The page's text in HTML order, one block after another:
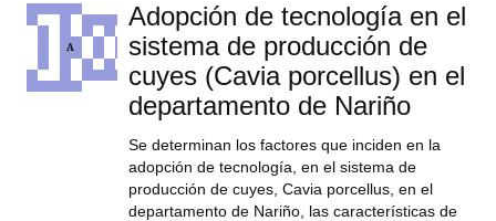
Adopción de tecnología en el
sistema de producción de
cuyes (Cavia porcellus) en el
departamento de Nariño
Se determinan los factores que inciden en la
adopción de tecnología, en el sistema de
producción de cuyes, Cavia porcellus, en el
departamento de Nariño, las características de